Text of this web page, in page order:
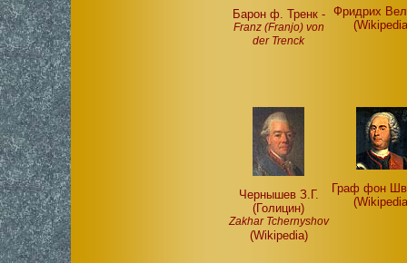
Барон ф. Тренк -
Franz (Franjo) von
der Trenck
Фридрих
Чернышев З.Г.
(Голицин)
Zakhar Tchernyshov
(Wikipedia)
Граф фон